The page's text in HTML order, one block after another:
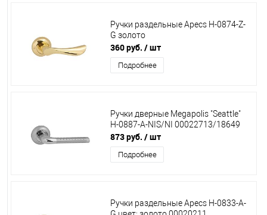
Ручки раздельные Apecs Н-0874-Z-
G золото
360 руб. / шт
Подробнее
Ручки дверные Megapolis "Seattle"
H-0887-A-NIS/NI 00022713/18649
873 руб. / шт
Подробнее
Ручки раздельные Apecs Н-0833-А-